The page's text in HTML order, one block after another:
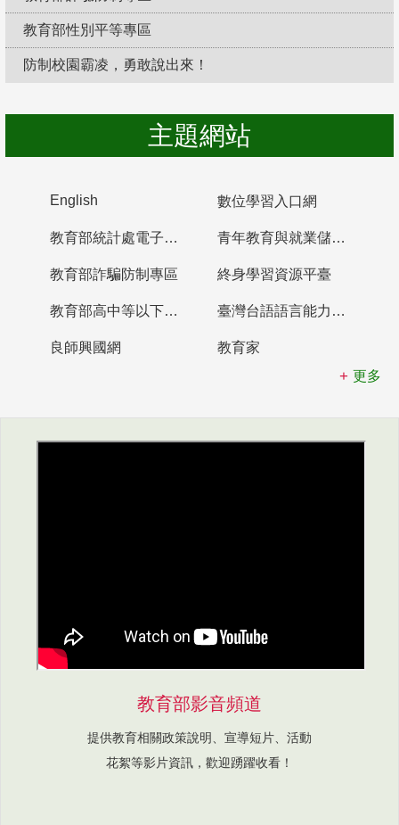
教育部性別平等專區
防制校園霸凌，勇敢說出來！
主題網站
English 數位學習入口網
教育部統計處電子書櫃 青年教育與就業儲蓄帳戶
教育部詐騙防制專區 終身學習資源平臺
教育部高中等以下學校及幼兒園教師資格檢定考試 臺灣台語語言能力認證網站
良師興國網
教育家
更多
教育部影音頻道
提供教育相關政策說明、宣導短片、活動
花絮等影片資訊，歡迎踴躍收看！